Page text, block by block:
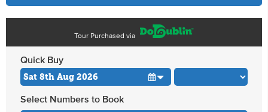
Tour Purchased via
Quick Buy
Select Numbers to Book